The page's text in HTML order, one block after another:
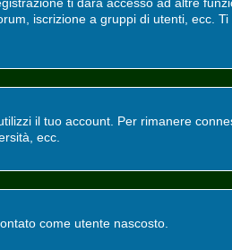
iscrizione a gruppi di utenti, ecc.
il tuo account. Per rimanere
ecc.
come utente nascosto.